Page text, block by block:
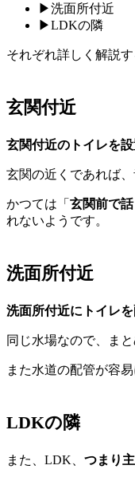
▶︎洗面所付近
▶︎LDKの隣
それぞれ詳しく解説
玄関付近
玄関付近のトイレを
玄関の近くであれば
かつては「 玄関前で
れないようです。
洗面所付近
洗面所付近にトイレ
同じ水場なので、ま
また水道の配管が容
LDKの隣
また、LDK、 つまり